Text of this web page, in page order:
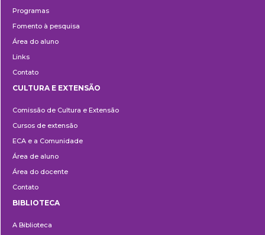
Programas
Fomento à pesquisa
Área do aluno
Links
Contato
e
Extensão
CULTURA E EXTENSÃO
Comissão de Cultura e Extensão
Cursos de extensão
ECA e a Comunidade
Área de aluno
Área do docente
Contato
BIBLIOTECA
A Biblioteca